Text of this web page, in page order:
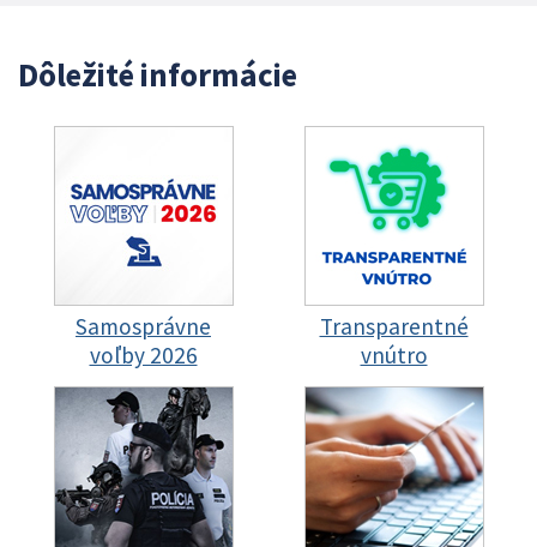
Dôležité informácie
Samosprávne
voľby 2026
Transparentné
vnútro